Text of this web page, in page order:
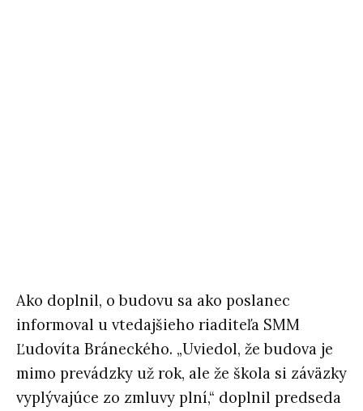
Ako doplnil, o budovu sa ako poslanec
informoval u vtedajšieho riaditeľa SMM
Ľudovíta Bráneckého. „Uviedol, že budova je
mimo prevádzky už rok, ale že škola si záväzky
vyplývajúce zo zmluvy plní,“ doplnil predseda